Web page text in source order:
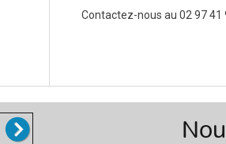
Contactez-nous au 02 97 41